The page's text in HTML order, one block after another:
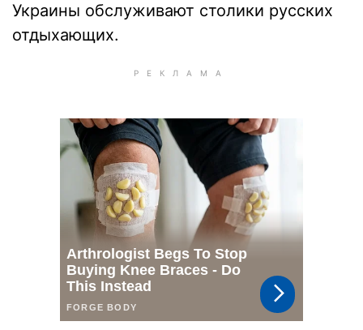
Украины обслуживают столики русских
отдыхающих.